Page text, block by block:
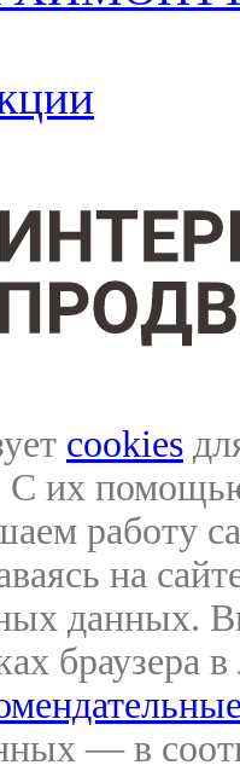
cookies
С их
работу
на
данных.
браузера
— в